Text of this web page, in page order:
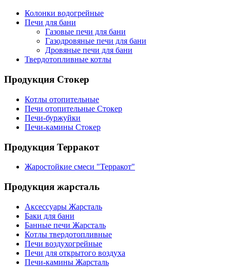
Колонки водогрейные
Печи для бани
Газовые печи для бани
Газодровяные печи для бани
Дровяные печи для бани
Твердотопливные котлы
Продукция Стокер
Котлы отопительные
Печи отопительные Стокер
Печи-буржуйки
Печи-камины Стокер
Продукция Терракот
Жаростойкие смеси "Терракот"
Продукция жарсталь
Аксессуары Жарсталь
Баки для бани
Банные печи Жарсталь
Котлы твердотопливные
Печи воздухогрейные
Печи для открытого воздуха
Печи-камины Жарсталь